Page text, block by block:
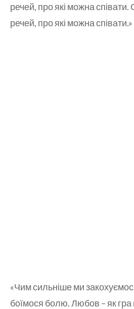
речей, про які можна
речей, про які можна співати.»
«Чим сильніше ми
боїмося болю. Любов – як гра